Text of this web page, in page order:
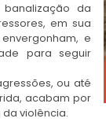
da
em sua
e
para seguir
ou até
acabam por
violência.